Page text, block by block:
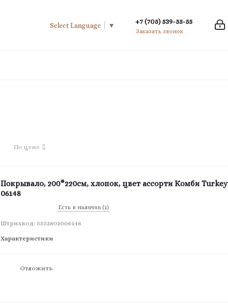
Select Language ▼
+7 (705) 539-55-55
Заказать звонок
По цене
Покрывало, 200*220см, хлопок, цвет ассорти Комби Turkey
06148
Есть в наличии (1)
Штрихкод: 5552802006148
Характеристики
Отложить